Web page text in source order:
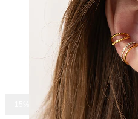
-15% ΣΕ ΌΛΑ ΤΑ ΣΚΟΥΛΑΡΊΚΙΑ